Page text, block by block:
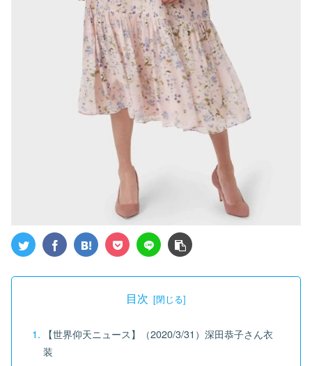
目次
【世界仰天ニュース】（2020/3/31）深田恭子さん衣
装